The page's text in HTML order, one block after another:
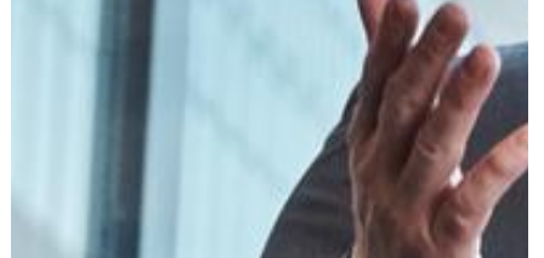
פשיטת רגל
גישור ובוררות
צה"ל-משרד הביטחון